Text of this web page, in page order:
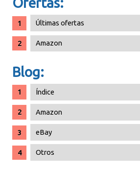
Últimas ofertas
Amazon
Blog:
Índice
Amazon
eBay
Otros